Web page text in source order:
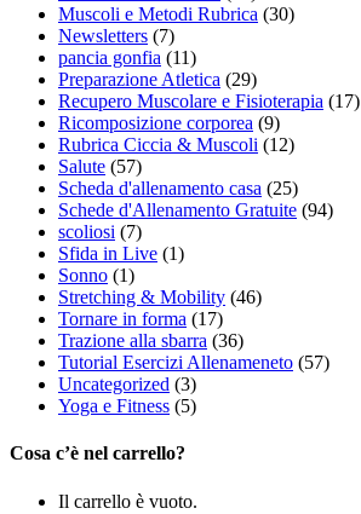
Muscoli e Metodi Rubrica (30)
Newsletters (7)
pancia gonfia (11)
Preparazione Atletica (29)
Recupero Muscolare e Fisioterapia (17)
Ricomposizione corporea (9)
Rubrica Ciccia & Muscoli (12)
Salute (57)
Scheda d'allenamento casa (25)
Schede d'Allenamento Gratuite (94)
scoliosi (7)
Sfida in Live (1)
Sonno (1)
Stretching & Mobility (46)
Tornare in forma (17)
Trazione alla sbarra (36)
Tutorial Esercizi Allenameneto (57)
Uncategorized (3)
Yoga e Fitness (5)
Cosa c’è nel carrello?
Il carrello è vuoto.